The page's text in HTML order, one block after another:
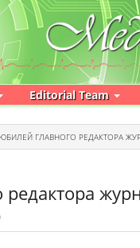
Editorial Team
ЮБИЛЕЙ ГЛАВНОГО РЕДАКТОРА